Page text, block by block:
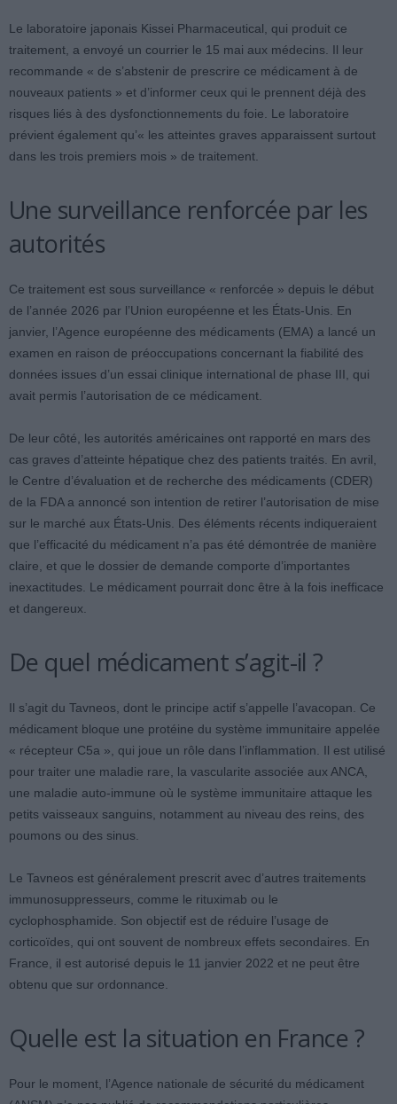
Le laboratoire japonais Kissei Pharmaceutical, qui produit ce
traitement, a envoyé un courrier le 15 mai aux médecins. Il leur
recommande « de s’abstenir de prescrire ce médicament à de
nouveaux patients » et d’informer ceux qui le prennent déjà des
risques liés à des dysfonctionnements du foie. Le laboratoire
prévient également qu’« les atteintes graves apparaissent surtout
dans les trois premiers mois » de traitement.
Une surveillance renforcée par les
autorités
Ce traitement est sous surveillance « renforcée » depuis le début
de l’année 2026 par l’Union européenne et les États-Unis. En
janvier, l’Agence européenne des médicaments (EMA) a lancé un
examen en raison de préoccupations concernant la fiabilité des
données issues d’un essai clinique international de phase III, qui
avait permis l’autorisation de ce médicament.
De leur côté, les autorités américaines ont rapporté en mars des
cas graves d’atteinte hépatique chez des patients traités. En avril,
le Centre d’évaluation et de recherche des médicaments (CDER)
de la FDA a annoncé son intention de retirer l’autorisation de mise
sur le marché aux États-Unis. Des éléments récents indiqueraient
que l’efficacité du médicament n’a pas été démontrée de manière
claire, et que le dossier de demande comporte d’importantes
inexactitudes. Le médicament pourrait donc être à la fois inefficace
et dangereux.
De quel médicament s’agit-il ?
Il s’agit du Tavneos, dont le principe actif s’appelle l’avacopan. Ce
médicament bloque une protéine du système immunitaire appelée
« récepteur C5a », qui joue un rôle dans l’inflammation. Il est utilisé
pour traiter une maladie rare, la vascularite associée aux ANCA,
une maladie auto-immune où le système immunitaire attaque les
petits vaisseaux sanguins, notamment au niveau des reins, des
poumons ou des sinus.
Le Tavneos est généralement prescrit avec d’autres traitements
immunosuppresseurs, comme le rituximab ou le
cyclophosphamide. Son objectif est de réduire l’usage de
corticoïdes, qui ont souvent de nombreux effets secondaires. En
France, il est autorisé depuis le 11 janvier 2022 et ne peut être
obtenu que sur ordonnance.
Quelle est la situation en France ?
Pour le moment, l’Agence nationale de sécurité du médicament